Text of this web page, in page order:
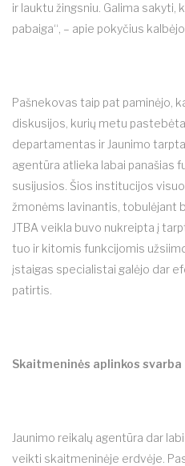
ir lauktu žingsniu. Galima
pabaiga“, – apie pokyčius kalbėjo
Pašnekovas taip pat paminėjo,
diskusijos, kurių metu
departamentas ir Jaunimo
agentūra atlieka labai panašias
susijusios. Šios institucijos
žmonėms lavinantis, tobulėjant
JTBA veikla buvo nukreipta į
tuo ir kitomis funkcijomis
įstaigas specialistai galėjo dar
patirtis.
Skaitmeninės aplinkos svarba
Jaunimo reikalų agentūra dar
veikti skaitmeninėje erdvėje.